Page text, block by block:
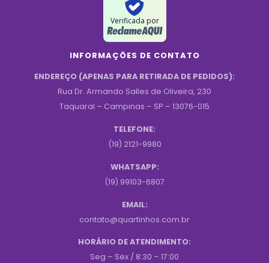
Verificada por
INFORMAÇÕES DE CONTATO
ENDEREÇO (APENAS PARA RETIRADA DE PEDIDOS):
Rua Dr. Armando Salles de Oliveira, 230
Taquaral – Campinas – SP – 13076-015
TELEFONE:
(19) 2121-9980
WHATSAPP:
(19) 99103-6807
EMAIL:
contato@quartinhos.com.br
HORÁRIO DE ATENDIMENTO:
Seg – Sex / 8:30 – 17:00